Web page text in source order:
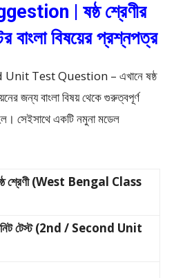
| ষষ্ঠ শ্রেণীর
বাংলা বিষয়ের প্রশ্নপত্র
Test Question – এখানে ষষ্ঠ
জন্য বাংলা বিষয় থেকে গুরুত্বপূর্ণ
সেইসাথে একটি নমুনা মডেল
ষষ্ঠ শ্রেণী (West Bengal Class
টেস্ট (2nd / Second Unit